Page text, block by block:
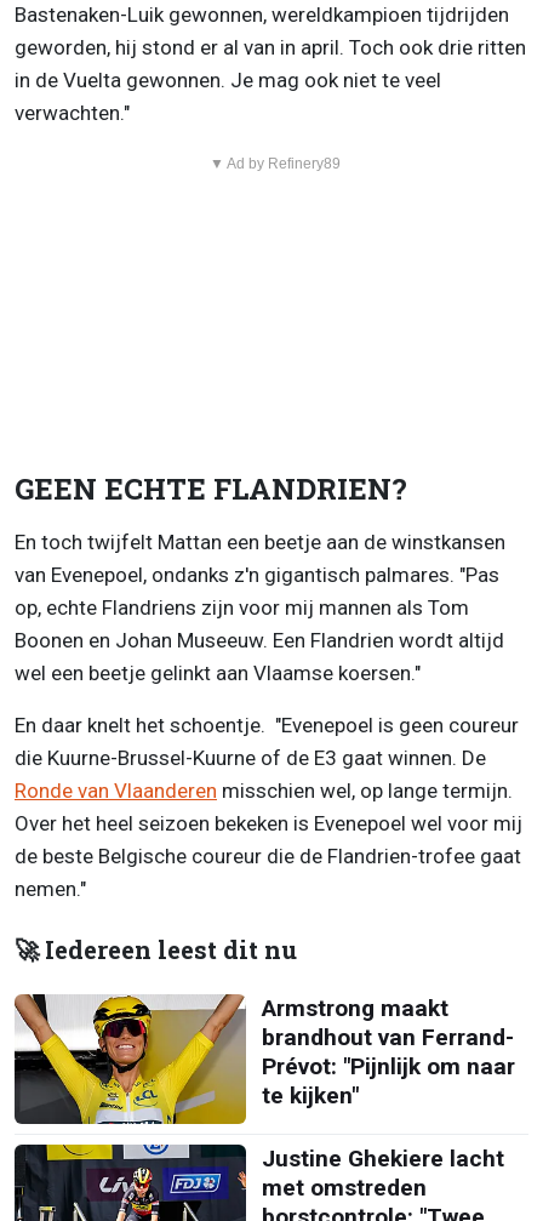
Bastenaken-Luik gewonnen, wereldkampioen tijdrijden
geworden, hij stond er al van in april. Toch ook drie ritten
in de Vuelta gewonnen. Je mag ook niet te veel
verwachten."
▼ Ad by Refinery89
GEEN ECHTE FLANDRIEN?
En toch twijfelt Mattan een beetje aan de winstkansen
van Evenepoel, ondanks z'n gigantisch palmares. "Pas
op, echte Flandriens zijn voor mij mannen als Tom
Boonen en Johan Museeuw. Een Flandrien wordt altijd
wel een beetje gelinkt aan Vlaamse koersen."
En daar knelt het schoentje. "Evenepoel is geen coureur
die Kuurne-Brussel-Kuurne of de E3 gaat winnen. De
Ronde van Vlaanderen misschien wel, op lange termijn.
Over het heel seizoen bekeken is Evenepoel wel voor mij
de beste Belgische coureur die de Flandrien-trofee gaat
nemen."
🚀 Iedereen leest dit nu
Armstrong maakt
brandhout van Ferrand-
Prévot: "Pijnlijk om naar
te kijken"
Justine Ghekiere lacht
met omstreden